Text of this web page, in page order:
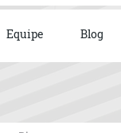
Equipe Blog